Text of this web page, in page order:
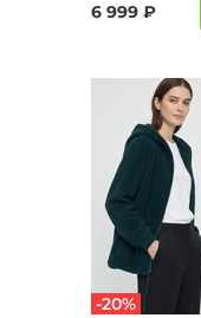
6 999 ₽
-20%